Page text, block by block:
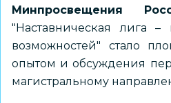
Минпросвещения
"Наставническая лига
возможностей" стало
опытом и обсуждения
магистральному